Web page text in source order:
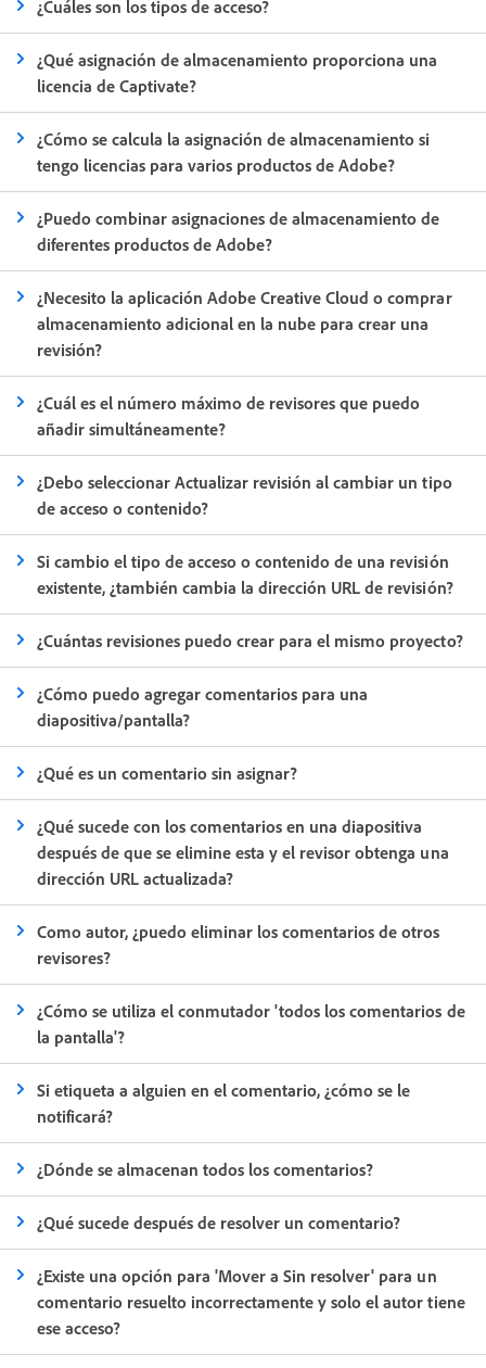
¿Cuáles son los tipos de acceso?
¿Qué asignación de almacenamiento proporciona una
licencia de Captivate?
¿Cómo se calcula la asignación de almacenamiento si
tengo licencias para varios productos de Adobe?
¿Puedo combinar asignaciones de almacenamiento de
diferentes productos de Adobe?
¿Necesito la aplicación Adobe Creative Cloud o comprar
almacenamiento adicional en la nube para crear una
revisión?
¿Cuál es el número máximo de revisores que puedo
añadir simultáneamente?
¿Debo seleccionar Actualizar revisión al cambiar un tipo
de acceso o contenido?
Si cambio el tipo de acceso o contenido de una revisión
existente, ¿también cambia la dirección URL de revisión?
¿Cuántas revisiones puedo crear para el mismo proyecto?
¿Cómo puedo agregar comentarios para una
diapositiva/pantalla?
¿Qué es un comentario sin asignar?
¿Qué sucede con los comentarios en una diapositiva
después de que se elimine esta y el revisor obtenga una
dirección URL actualizada?
Como autor, ¿puedo eliminar los comentarios de otros
revisores?
¿Cómo se utiliza el conmutador 'todos los comentarios de
la pantalla'?
Si etiqueta a alguien en el comentario, ¿cómo se le
notificará?
¿Dónde se almacenan todos los comentarios?
¿Qué sucede después de resolver un comentario?
¿Existe una opción para 'Mover a Sin resolver' para un
comentario resuelto incorrectamente y solo el autor tiene
ese acceso?